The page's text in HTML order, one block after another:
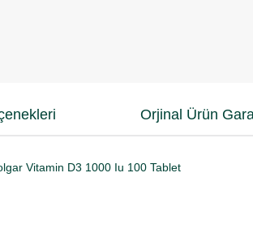
Orjinal Ürün
Vitamin D3 1000 Iu 100 Tablet